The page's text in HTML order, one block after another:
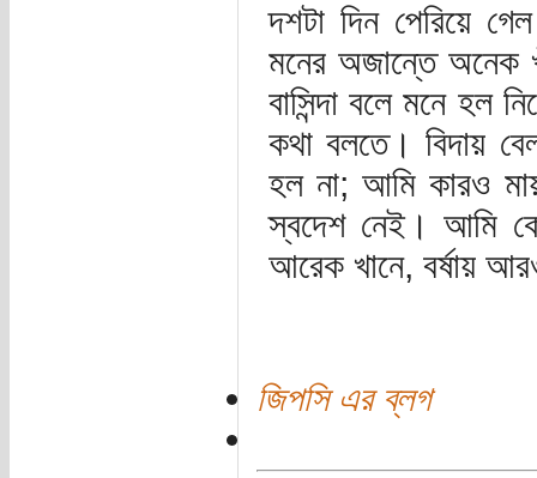
দশটা দিন পেরিয়ে
মনের অজান্তে অনেক
বাসিন্দা বলে মনে হল
কথা বলতে। বিদায়
হল না; আমি কারও
স্বদেশ নেই। আমি
আরেক খানে, বর্ষায়
জিপসি এর ব্লগ